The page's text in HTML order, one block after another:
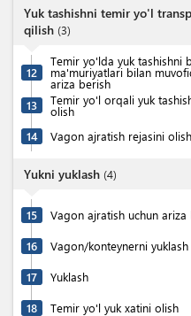
Yuk tashishni temir yo'l
qilish (3)
12
Temir yo'lda yuk tashishni
ma'muriyatlari bilan
ariza berish
13
Temir yo'l orqali yuk
olish
14
Vagon ajratish rejasini olish
Yukni yuklash (4)
15 Vagon ajratish uchun ariza
16 Vagon/konteynerni
17 Yuklash
18 Temir yo'l yuk xatini olish